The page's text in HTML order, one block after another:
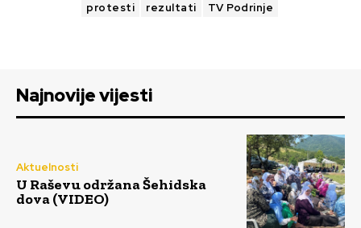
protesti
rezultati TV Podrinje
Najnovije vijesti
Aktuelnosti
U Raševu održana Šehidska
dova (VIDEO)